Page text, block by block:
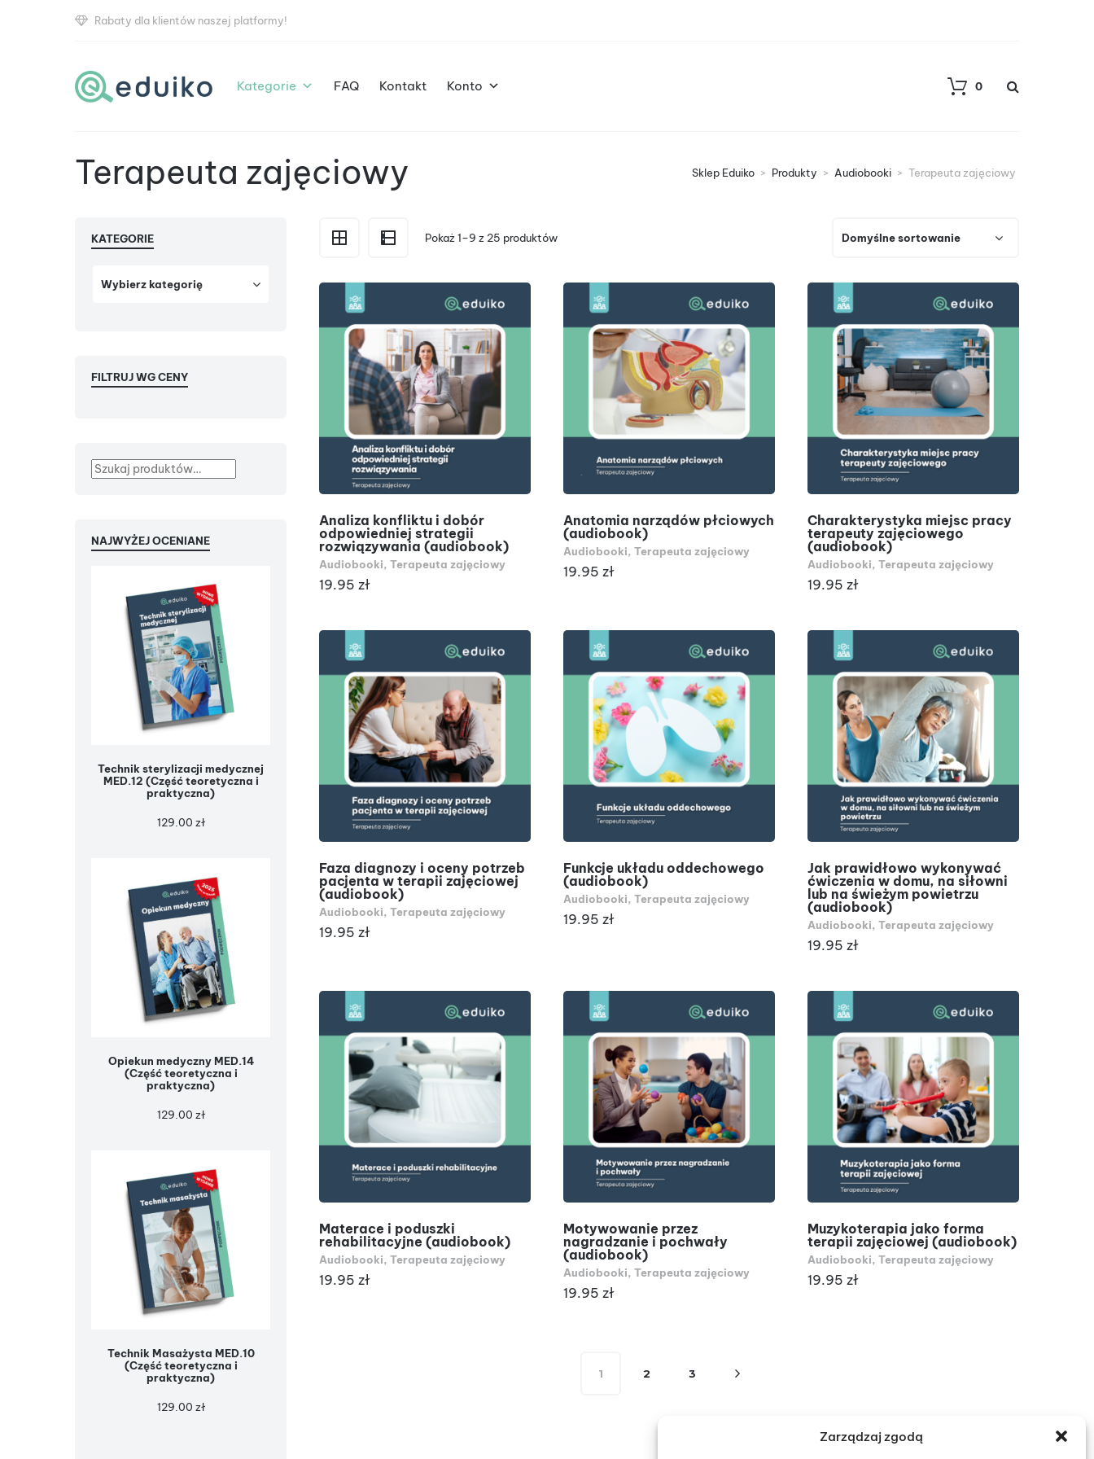
Zarządzaj zgodą
Rabaty dla klientów naszej platformy!
Kategorie FAQ Kontakt Konto 0
Terapeuta zajęciowy Sklep Eduiko > Produkty > Audiobooki > Terapeuta zajęciowy
Pokaż 1–9 z 25 produktów
DODAJ DO KOSZYKA
Analiza konfliktu i dobór
odpowiedniej strategii
rozwiązywania (audiobook)
Audiobooki, Terapeuta zajęciowy
19.95 zł
DODAJ DO KOSZYKA
Anatomia narządów płciowych
(audiobook)
Audiobooki, Terapeuta zajęciowy
19.95 zł
DODAJ DO KOSZYKA
Charakterystyka miejsc pracy
terapeuty zajęciowego
(audiobook)
Audiobooki, Terapeuta zajęciowy
19.95 zł
DODAJ DO KOSZYKA
Faza diagnozy i oceny potrzeb
pacjenta w terapii zajęciowej
(audiobook)
Audiobooki, Terapeuta zajęciowy
19.95 zł
DODAJ DO KOSZYKA
Funkcje układu oddechowego
(audiobook)
Audiobooki, Terapeuta zajęciowy
19.95 zł
DODAJ DO KOSZYKA
Jak prawidłowo wykonywać
ćwiczenia w domu, na siłowni
lub na świeżym powietrzu
(audiobook)
Audiobooki, Terapeuta zajęciowy
19.95 zł
DODAJ DO KOSZYKA
Materace i poduszki
rehabilitacyjne (audiobook)
Audiobooki, Terapeuta zajęciowy
19.95 zł
DODAJ DO KOSZYKA
Motywowanie przez
nagradzanie i pochwały
(audiobook)
Audiobooki, Terapeuta zajęciowy
19.95 zł
DODAJ DO KOSZYKA
Muzykoterapia jako forma
terapii zajęciowej (audiobook)
Audiobooki, Terapeuta zajęciowy
19.95 zł
1 2 3
KATEGORIE
FILTRUJ WG CENY
NAJWYŻEJ OCENIANE
Technik sterylizacji medycznej
MED.12 (Część teoretyczna i
praktyczna)
129.00 zł
Opiekun medyczny MED.14
(Część teoretyczna i
praktyczna)
129.00 zł
Technik Masażysta MED.10
(Część teoretyczna i
praktyczna)
129.00 zł